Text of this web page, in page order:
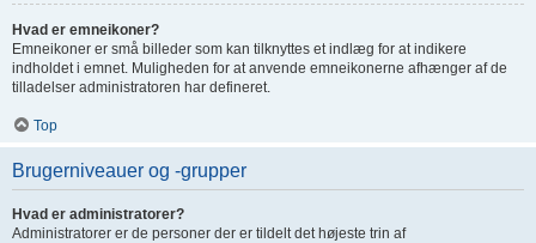
Hvad er emneikoner?
Emneikoner er små billeder som kan tilknyttes et indlæg for at indikere
indholdet i emnet. Muligheden for at anvende emneikonerne afhænger af de
tilladelser administratoren har defineret.
Top
Brugerniveauer og -grupper
Hvad er administratorer?
Administratorer er de personer der er tildelt det højeste trin af